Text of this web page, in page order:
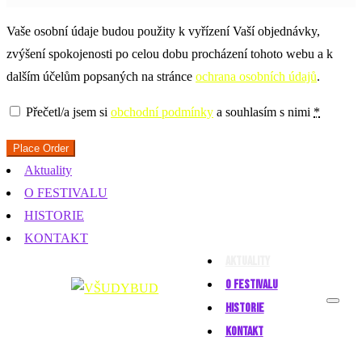
Vaše osobní údaje budou použity k vyřízení Vaší objednávky,
zvýšení spokojenosti po celou dobu procházení tohoto webu a k
dalším účelům popsaných na stránce ochrana osobních údajů.
Přečetl/a jsem si obchodní podmínky a souhlasím s nimi *
Place Order
Aktuality
O FESTIVALU
HISTORIE
KONTAKT
O FESTIVALU
HISTORIE
KONTAKT